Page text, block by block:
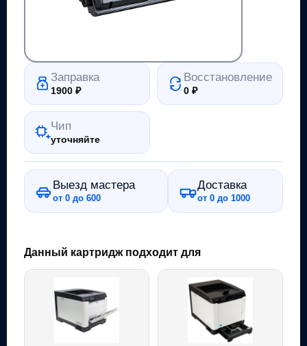
Заправка
1900₽
Восстановление
0₽
Чип
уточняйте
Выезд мастера
от 0 до 600
Доставка
от 0 до 1000
Данный картридж подходит для